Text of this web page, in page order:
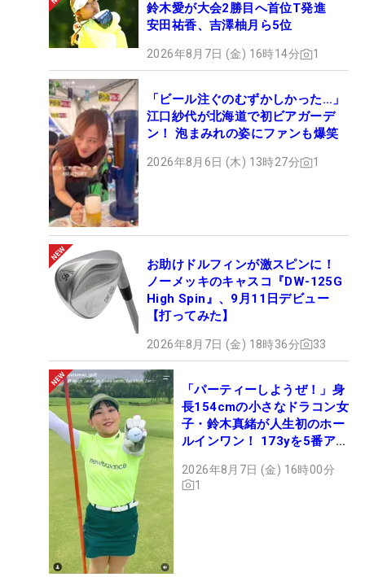
鈴木愛が大会2勝目へ首位T発進
安田祐香、吉澤柚月ら5位
2026年8月7日 (金) 16時14分 1
「ビール注ぐのむずかしかった…」
江口紗代が北海道で初ビアガーデ
ン！ 泡まみれの姿にファンも爆笑
2026年8月6日 (木) 13時27分 1
お助けドルフィンが激スピンに！
ノーメッキのキャスコ『DW-125G
High Spin』、9月11日デビュー
【打ってみた】
2026年8月7日 (金) 18時36分 33
「パーティーしようぜ！」身
長154cmの小さなドラコン女
子・鈴木真緒が人生初のホー
ルインワン！ 173yを5番アイ
2026年8月7日 (金) 16時00分
1